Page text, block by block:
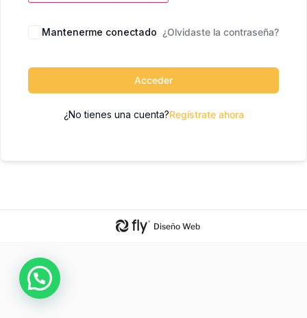
Mantenerme conectado ¿Olvidaste la contraseña?
Acceder
¿No tienes una cuenta?Regístrate ahora
Diseño Web